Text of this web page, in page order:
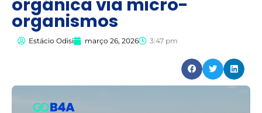
orgânica via micro-
organismos
Estácio Odisi março 26, 2026 3:47 pm